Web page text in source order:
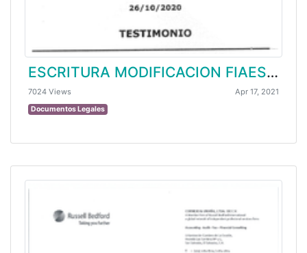
ESCRITURA MODIFICACION FIAES AID II 2020
7024 Views Apr 17, 2021
Documentos Legales